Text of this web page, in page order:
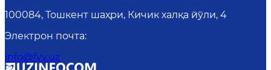
100084, Тошкент шаҳри, Кичик халқа йўли, 4
Электрон почта:
info@fvv.uz